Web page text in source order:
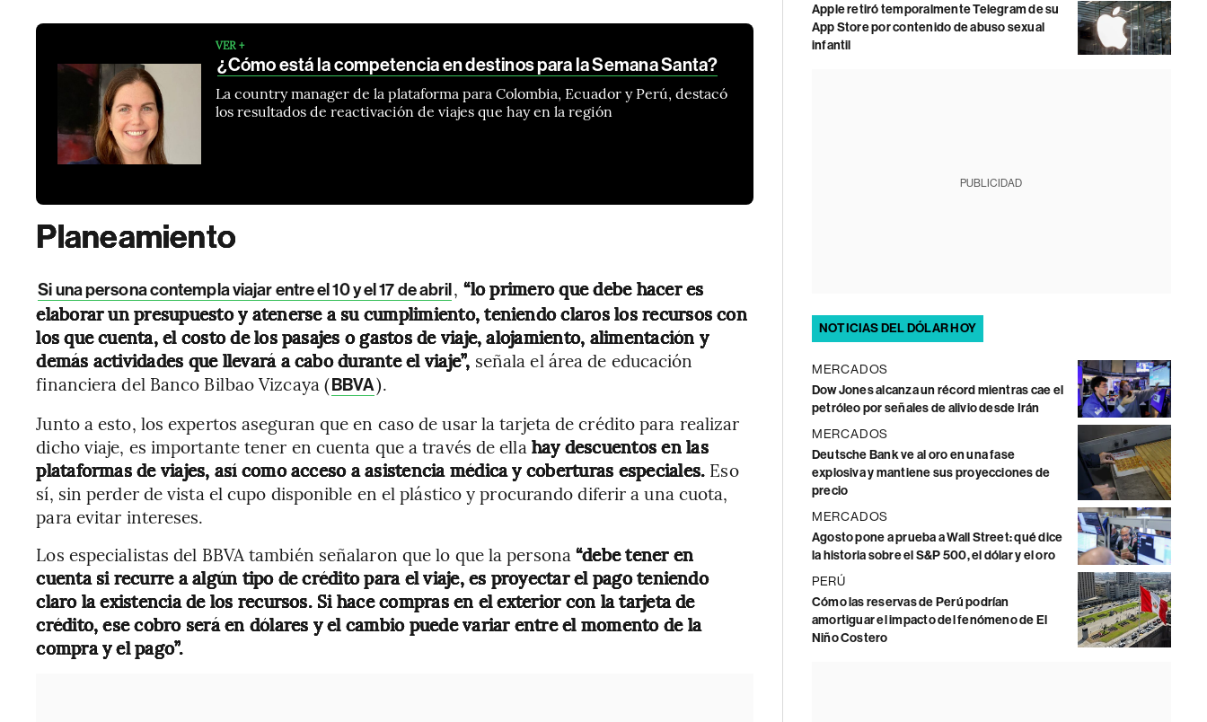
VER +
¿Cómo está la competencia en destinos para la Semana Santa?
La country manager de la plataforma para Colombia, Ecuador y Perú, destacó
los resultados de reactivación de viajes que hay en la región
Planeamiento
Si una persona contempla viajar entre el 10 y el 17 de abril, “lo primero que debe hacer es
elaborar un presupuesto y atenerse a su cumplimiento, teniendo claros los recursos con
los que cuenta, el costo de los pasajes o gastos de viaje, alojamiento, alimentación y
demás actividades que llevará a cabo durante el viaje”, señala el área de educación
financiera del Banco Bilbao Vizcaya (BBVA).
Junto a esto, los expertos aseguran que en caso de usar la tarjeta de crédito para realizar
dicho viaje, es importante tener en cuenta que a través de ella hay descuentos en las
plataformas de viajes, así como acceso a asistencia médica y coberturas especiales. Eso
sí, sin perder de vista el cupo disponible en el plástico y procurando diferir a una cuota,
para evitar intereses.
Los especialistas del BBVA también señalaron que lo que la persona“debe tener en
cuenta si recurre a algún tipo de crédito para el viaje, es proyectar el pago teniendo
claro la existencia de los recursos. Si hace compras en el exterior con la tarjeta de
crédito, ese cobro será en dólares y el cambio puede variar entre el momento de la
compra y el pago”.
Apple retiró temporalmente Telegram de su
App Store por contenido de abuso sexual
infantil
PUBLICIDAD
NOTICIAS DEL DÓLAR HOY
MERCADOS
Dow Jones alcanza un récord mientras cae el
petróleo por señales de alivio desde Irán
MERCADOS
Deutsche Bank ve al oro en una fase
explosiva y mantiene sus proyecciones de
precio
MERCADOS
Agosto pone a prueba a Wall Street: qué dice
la historia sobre el S&P 500, el dólar y el oro
PERÚ
Cómo las reservas de Perú podrían
amortiguar el impacto del fenómeno de El
Niño Costero